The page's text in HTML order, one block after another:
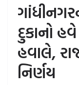
દુકાનો
હવાલે,
નિર્ણય